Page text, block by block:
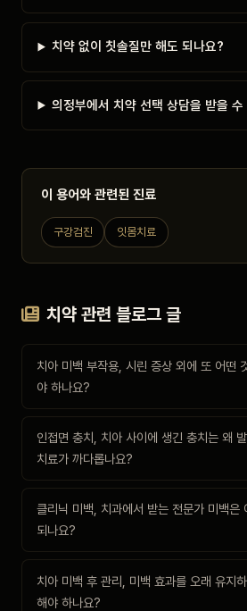
치약 없이 칫솔질만 해도 되나요?
의정부에서 치약 선택 상담을 받을 수
이 용어와 관련된 진료
구강검진 잇몸치료
치약 관련 블로그 글
치아 미백 부작용, 시린 증상 외에 또 어떤
야 하나요?
인접면 충치, 치아 사이에 생긴 충치는 왜
치료가 까다롭나요?
클리닉 미백, 치과에서 받는 전문가 미백은
되나요?
치아 미백 후 관리, 미백 효과를 오래 유지
해야 하나요?